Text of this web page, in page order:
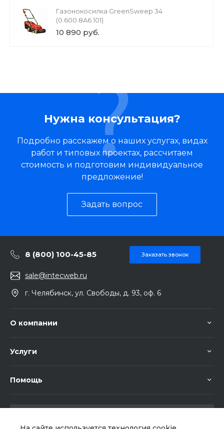
Газонокосилка GreenSweep 34
(0.600.8A6.101)
10 890 руб.
Нужна консультация?
Подробно расскажем о наших услугах, видах
работ и типовых проектах, рассчитаем
стоимость и подготовим индивидуальное
предложение!
Задать вопрос
8 (800) 100-45-85 Заказать звонок
sale@intecweb.ru
г. Челябинск, ул. Свободы, д. 93, оф. 6
О компании
Услуги
Помощь